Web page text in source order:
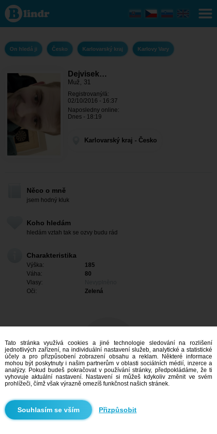
Dejvisek
1994 - On
hledá ji
Karlovarský
Karlovy
VaryOn hledá ji Česko Karlovarský kraj Karlovy Vary
Dejvisek…
Muž, 31
Registrovaný/á:
02/10/2016 - 16:37
Naposledny online:
Dnes - 18:19
Karlovarský kraj - Česko
Něco o mně
jsem hodný kluk
Koho hledám
hledám vztah tak se ozvy budu rád
Charakteristika
Výška:
185
Váha:
80
Vlasy:
Oči:
Zelená
Mám zájem
Vyhledávání
Tato stránka využívá cookies a jiné technologie sledování na rozlišení
jednotlivých zařízení, na individuální nastavení služeb, analytické a statistické
účely a pro přizpůsobení zobrazení obsahu a reklam. Některé informace
mohou být poskytnuty i našim partnerům v oblasti sociálních médií, inzerce a
analýzy. Pokud budeš pokračovat v používání stránky, předpokládáme, že ti
vyhovuje aktuální nastavení. Nastavení si můžeš kdykoliv změnit ve svém
prohlížeči, čímž však výrazně omezíš funkčnost našich stránek.
Přizpůsobit